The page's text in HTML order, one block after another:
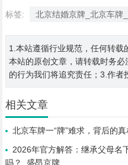
标签: 北京结婚京牌_北京车牌
1.本站遵循行业规范，任何转载
本站的原创文章，请转载时务
的行为我们将追究责任；3.作者
相关文章
北京车牌一“牌”难求，背后的
2026年官方解答：继承父母名
吗？_盛昂京牌